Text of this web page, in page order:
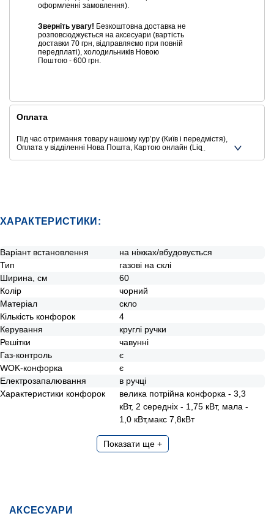
оформленні замовлення).
Зверніть увагу! Безкоштовна доставка не
розповсюджується на аксесуари (вартість
доставки 70 грн, відправляємо при повній
передплаті), холодильників Новою
Поштою - 600 грн.
Оплата
Під час отримання товару нашому курʼру (Київ і передмістя),
Оплата у відділенні Нова Пошта, Картою онлайн (Liqpay,
ХАРАКТЕРИСТИКИ:
Варіант встановлення
на ніжках/вбудовується
Тип
газові на склі
Ширина, см
60
Колір
чорний
Матеріал
скло
Кількість конфорок
4
Керування
круглі ручки
Решітки
чавунні
Газ-контроль
є
WOK-конфорка
є
Електрозапалювання
в ручці
Характеристики конфорок
велика потрійна конфорка - 3,3
кВт, 2 середніх - 1,75 кВт, мала -
1,0 кВт,макс 7,8кВт
Показати ще +
АКСЕСУАРИ